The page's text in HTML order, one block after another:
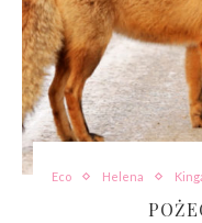
Eco Helena